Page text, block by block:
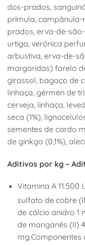
dos-prados,
prímula,
prados, erva-de-
urtiga, verónica
arbustiva, erva-de-
margaridas) farelo
girassol, bagaço de
linhaça, gérmen de
cerveja, linhaça,
seca (1%),
sementes de cardo
de ginkgo (0,1%),
Aditivos por kg –
Vitamina A 11.500
sulfato de cobre
de cálcio anidro 1
de manganês (II)
mg.Componentes